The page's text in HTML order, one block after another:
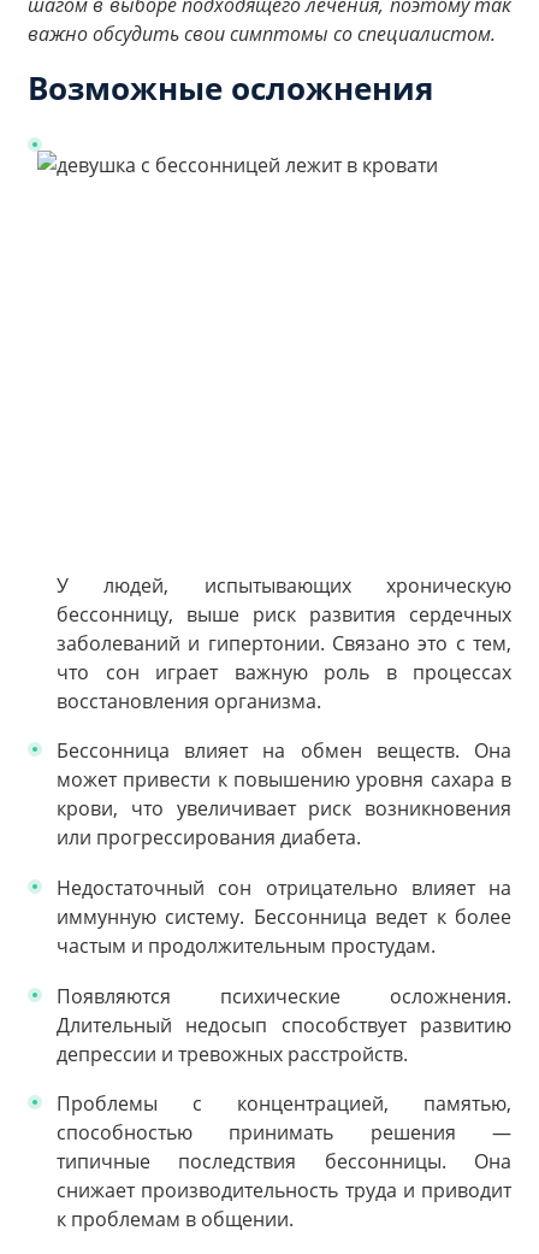
важно обсудить свои симптомы со специалистом.
Возможные осложнения
У людей, испытывающих хроническую
бессонницу, выше риск развития сердечных
заболеваний и гипертонии. Связано это с тем,
что сон играет важную роль в процессах
восстановления организма.
Бессонница влияет на обмен веществ. Она
может привести к повышению уровня сахара в
крови, что увеличивает риск возникновения
или прогрессирования диабета.
Недостаточный сон отрицательно влияет на
иммунную систему. Бессонница ведет к более
частым и продолжительным простудам.
Появляются психические осложнения.
Длительный недосып способствует развитию
депрессии и тревожных расстройств.
Проблемы с концентрацией, памятью,
способностью принимать решения —
типичные последствия бессонницы. Она
снижает производительность труда и приводит
к проблемам в общении.